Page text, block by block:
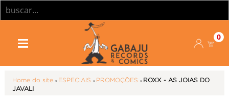
0
Home do site » ESPECIAIS » PROMOÇÕES » ROXX - AS JOIAS DO
JAVALI